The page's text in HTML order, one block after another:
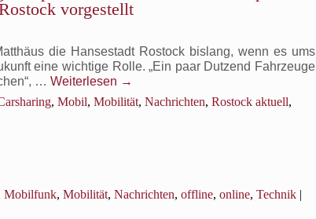
auch
Stadtverwaltung
nutzen,
um
Engpässe
im
vorgestellt
die Hansestadt Rostock bislang, wenn es ums
eine wichtige Rolle. „Ein paar Dutzend Fahrzeuge
… Weiterlesen →
, Mobil, Mobilität, Nachrichten, Rostock aktuell,
Mobilfunk, Mobilität, Nachrichten, offline, online, Technik |